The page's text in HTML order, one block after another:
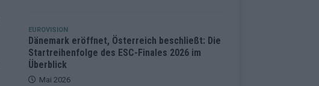
EUROVISION
Dänemark eröffnet, Österreich beschließt: Die
Startreihenfolge des ESC-Finales 2026 im
Überblick
Mai 2026